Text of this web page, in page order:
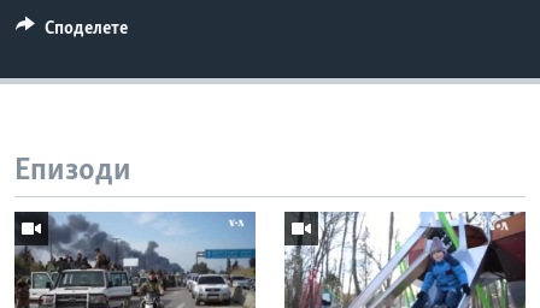
Споделете
Епизоди